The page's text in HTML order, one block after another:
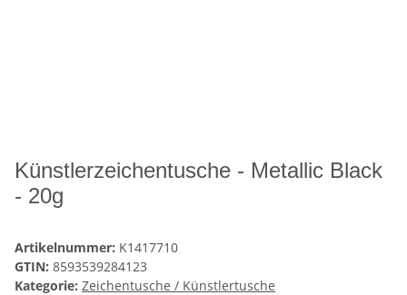
Künstlerzeichentusche - Metallic Black
- 20g
Artikelnummer: K1417710
GTIN: 8593539284123
Kategorie: Zeichentusche / Künstlertusche